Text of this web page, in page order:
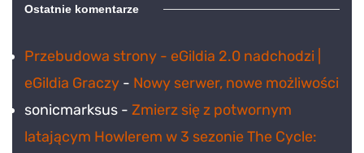
Ostatnie komentarze
Przebudowa strony - eGildia 2.0 nadchodzi |
eGildia Graczy - Nowy serwer, nowe możliwości
sonicmarksus - Zmierz się z potwornym
latającym Howlerem w 3 sezonie The Cycle: